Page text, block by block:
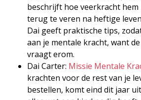
beschrijft hoe veerkracht
terug te veren na heftige
Dai geeft praktische tips,
aan je mentale kracht, want
vraagt erom.
Dai Carter: Missie Mentale
krachten voor de rest van je
bestellen, komt eind dit jaar